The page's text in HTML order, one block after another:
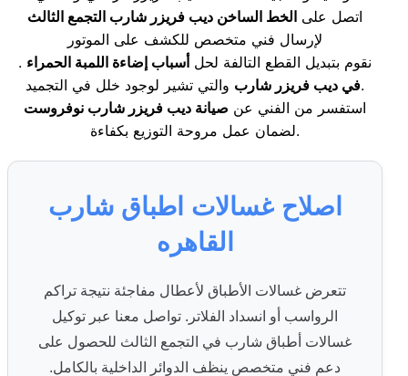
اتصل على الخط الساخن ديب فريزر شارب التجمع الثالث
لإرسال فني متخصص للكشف على الموتور
. نقوم بتبديل القطع التالفة لحل أسباب إضاءة اللمبة الحمراء
في ديب فريزر شاربوالتي تشير لوجود خلل في التجميد.
استفسر من الفني عن صيانة ديب فريزر شارب نوفروست
لضمان عمل مروحة التوزيع بكفاءة.
اصلاح غسالات اطباق شارب
القاهره
تتعرض غسالات الأطباق لأعطال مفاجئة نتيجة تراكم
الرواسب أو انسداد الفلاتر. تواصل معنا عبر توكيل
غسالات أطباق شارب في التجمع الثالث للحصول على
دعم فني متخصص ينظف الدوائر الداخلية بالكامل.